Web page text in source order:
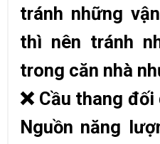
tránh những
thì nên tránh
trong căn nhà
❌Cầu thang đối
Nguồn năng